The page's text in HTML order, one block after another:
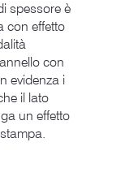
spessore è
con effetto
con
evidenza i
il lato
un effetto